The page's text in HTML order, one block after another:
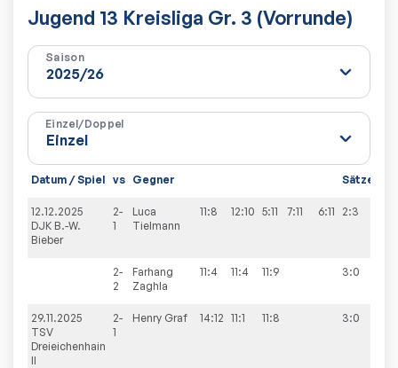
Jugend 13 Kreisliga Gr. 3 (Vorrunde)
Saison
Einzel/Doppel
Datum / Spiel vs Gegner Sätze
12.12.2025
DJK B.-W.
Bieber
2-
1
Luca
Tielmann
11:8 12:10 5:11 7:11 6:11 2:3
2-
2
Farhang
Zaghla
11:4 11:4 11:9 3:0
29.11.2025
TSV
Dreieichenhain
II
2-
1
Henry Graf 14:12 11:1 11:8 3:0